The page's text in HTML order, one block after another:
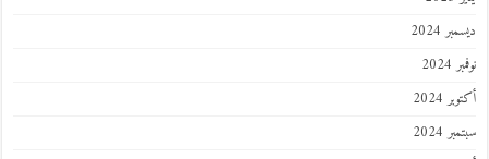
2024
2024
2024